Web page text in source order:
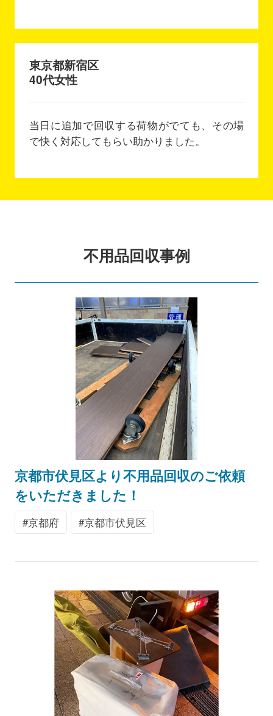
東京都新宿区
40代女性
当日に追加で回収する荷物がでても、その場
で快く対応してもらい助かりました。
不用品回収事例
京都市伏見区より不用品回収のご依頼
をいただきました！
京都府 京都市伏見区